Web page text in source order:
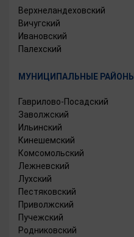
Верхнеландеховский
Вичугский
Ивановский
Палехский
МУНИЦИПАЛЬНЫЕ РАЙОНЫ
Гаврилово-Посадский
Заволжский
Ильинский
Кинешемский
Комсомольский
Лежневский
Лухский
Пестяковский
Приволжский
Пучежский
Родниковский